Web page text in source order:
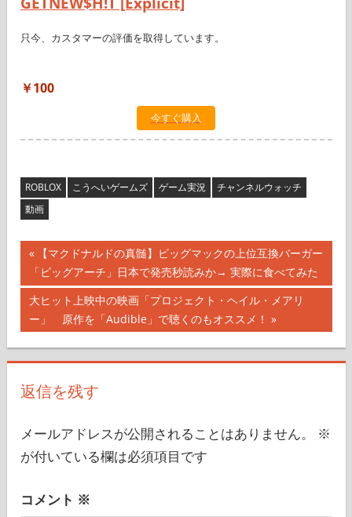
只今、カスタマーの評価を取得しています。
￥100
今すぐ購入
ROBLOX こうへいゲームズ ゲーム実況
チャンネルウォッチ
動画
投
稿
ナ
ビ
ゲ
ー
シ
ョ
ン
前
の
記
事:
【マクドナルドの真髄】ビッグマックの上位互換バーガー
「ビッグアーチ」日本で発売秒読みか→ 実際に食べてみた
次
の
記
大ヒット上映中の映画「プロジェクト・ヘイル・メアリ
ー」 原作を「Audible」で聴くのもオススメ！
返信を残す
メールアドレスが公開されることはありません。
※
が付いている欄は必須項目です
コメント ※